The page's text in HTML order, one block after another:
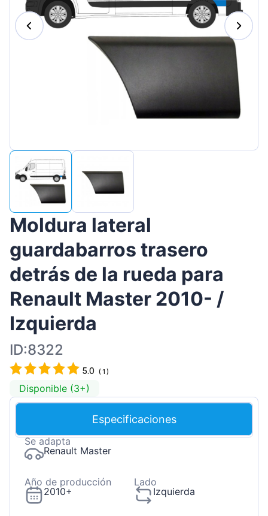
Magyar
Hrvatski
Slovenian
Latvian
Moldura lateral
guardabarros trasero
detrás de la rueda para
Renault Master 2010- /
Izquierda
ID:8322
5.0 (1 )
Disponible (3+)
Especificaciones
Se adapta
Renault Master
Año de producción
2010+
Lado
Izquierda